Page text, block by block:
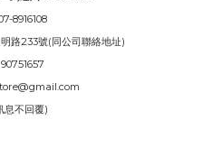
8916108
路233號(同公司聯絡地址)
息不回覆)